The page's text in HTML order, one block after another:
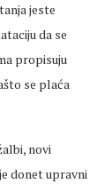
jeste
da se
propisuju
se plaća
novi
donet upravni